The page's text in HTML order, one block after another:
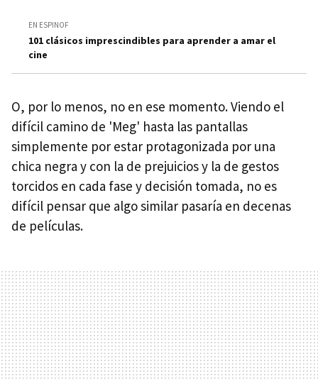
EN ESPINOF
101 clásicos imprescindibles para aprender a amar el
cine
O, por lo menos, no en ese momento. Viendo el
difícil camino de 'Meg' hasta las pantallas
simplemente por estar protagonizada por una
chica negra y con la de prejuicios y la de gestos
torcidos en cada fase y decisión tomada, no es
difícil pensar que algo similar pasaría en decenas
de películas.